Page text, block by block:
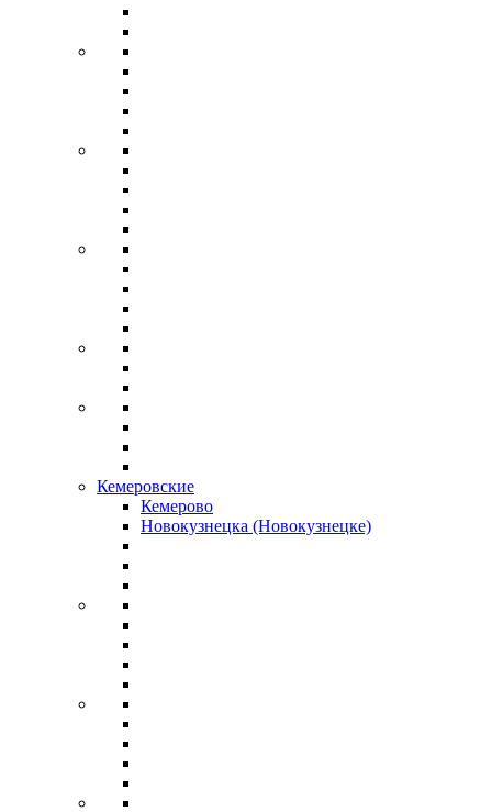
Кемеровские
Кемерово
Новокузнецка (Новокузнецке)